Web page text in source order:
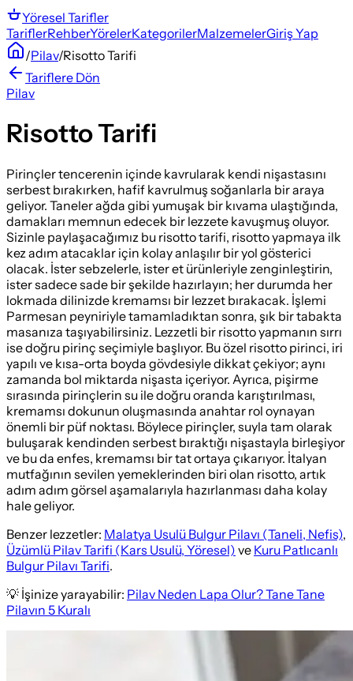
Yöresel Tarifler
TariflerRehberYörelerKategorilerMalzemelerGiriş Yap
/Pilav/Risotto Tarifi
Tariflere Dön
Pilav
Risotto Tarifi
Pirinçler tencerenin içinde kavrularak kendi nişastasını
serbest bırakırken, hafif kavrulmuş soğanlarla bir araya
geliyor. Taneler ağda gibi yumuşak bir kıvama ulaştığında,
damakları memnun edecek bir lezzete kavuşmuş oluyor.
Sizinle paylaşacağımız bu risotto tarifi, risotto yapmaya ilk
kez adım atacaklar için kolay anlaşılır bir yol gösterici
olacak. İster sebzelerle, ister et ürünleriyle zenginleştirin,
ister sadece sade bir şekilde hazırlayın; her durumda her
lokmada dilinizde kremamsı bir lezzet bırakacak. İşlemi
Parmesan peyniriyle tamamladıktan sonra, şık bir tabakta
masanıza taşıyabilirsiniz. Lezzetli bir risotto yapmanın sırrı
ise doğru pirinç seçimiyle başlıyor. Bu özel risotto pirinci, iri
yapılı ve kısa-orta boyda gövdesiyle dikkat çekiyor; aynı
zamanda bol miktarda nişasta içeriyor. Ayrıca, pişirme
sırasında pirinçlerin su ile doğru oranda karıştırılması,
kremamsı dokunun oluşmasında anahtar rol oynayan
önemli bir püf noktası. Böylece pirinçler, suyla tam olarak
buluşarak kendinden serbest bıraktığı nişastayla birleşiyor
ve bu da enfes, kremamsı bir tat ortaya çıkarıyor. İtalyan
mutfağının sevilen yemeklerinden biri olan risotto, artık
adım adım görsel aşamalarıyla hazırlanması daha kolay
hale geliyor.
Benzer lezzetler: Malatya Usulü Bulgur Pilavı (Taneli, Nefis),
Üzümlü Pilav Tarifi (Kars Usulü, Yöresel) ve Kuru Patlıcanlı
Bulgur Pilavı Tarifi.
💡 İşinize yarayabilir: Pilav Neden Lapa Olur? Tane Tane
Pilavın 5 Kuralı